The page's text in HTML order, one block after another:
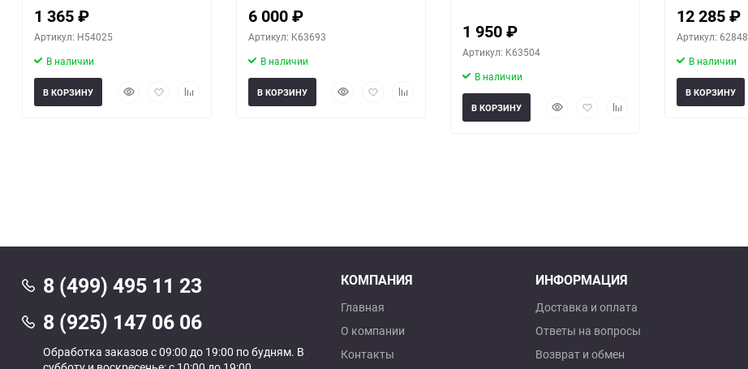
1 365₽
Артикул: H54025
В наличии
БыстрыйДобавитьДобавить
В КОРЗИНУ
6 000₽
Артикул: K63693
В наличии
БыстрыйДобавитьДобавить
В КОРЗИНУ
1 950₽
Артикул: K63504
В наличии
БыстрыйДобавитьДобавить
В КОРЗИНУ
12 285₽
Артикул: 62848
В наличии
В КОРЗИНУ
8 (499) 495 11 23
8 (925) 147 06 06
Обработка заказов с 09:00 до 19:00 по будням. В
КОМПАНИЯ
Главная
О компании
Контакты
ИНФОРМАЦИЯ
Доставка и оплата
Ответы на вопросы
Возврат и обмен